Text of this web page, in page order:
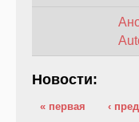
Новости:
« первая ‹